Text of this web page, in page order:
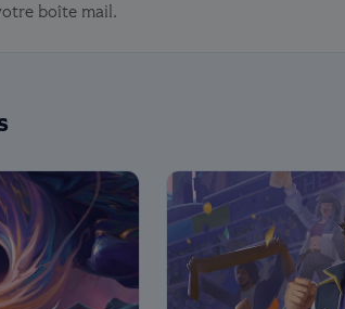
boîte mail.